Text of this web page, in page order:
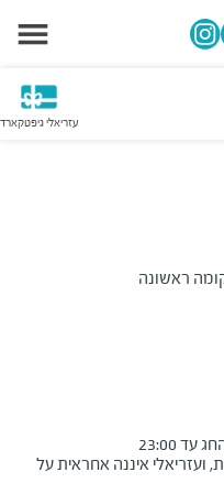
עזריאלי גיפטקארד
ראשונה
23:00
ועזריאלי איננה אחראית על